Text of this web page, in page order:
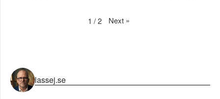
1 /2 Next »
lassej.se